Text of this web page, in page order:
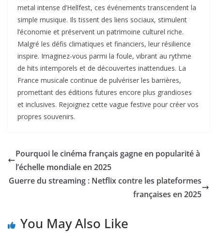
metal intense d’Hellfest, ces événements transcendent la
simple musique. Ils tissent des liens sociaux, stimulent
l’économie et préservent un patrimoine culturel riche.
Malgré les défis climatiques et financiers, leur résilience
inspire. Imaginez-vous parmi la foule, vibrant au rythme
de hits intemporels et de découvertes inattendues. La
France musicale continue de pulvériser les barrières,
promettant des éditions futures encore plus grandioses
et inclusives. Rejoignez cette vague festive pour créer vos
propres souvenirs.
Pourquoi le cinéma français gagne en popularité à
l’échelle mondiale en 2025
Guerre du streaming : Netflix contre les plateformes
françaises en 2025
You May Also Like